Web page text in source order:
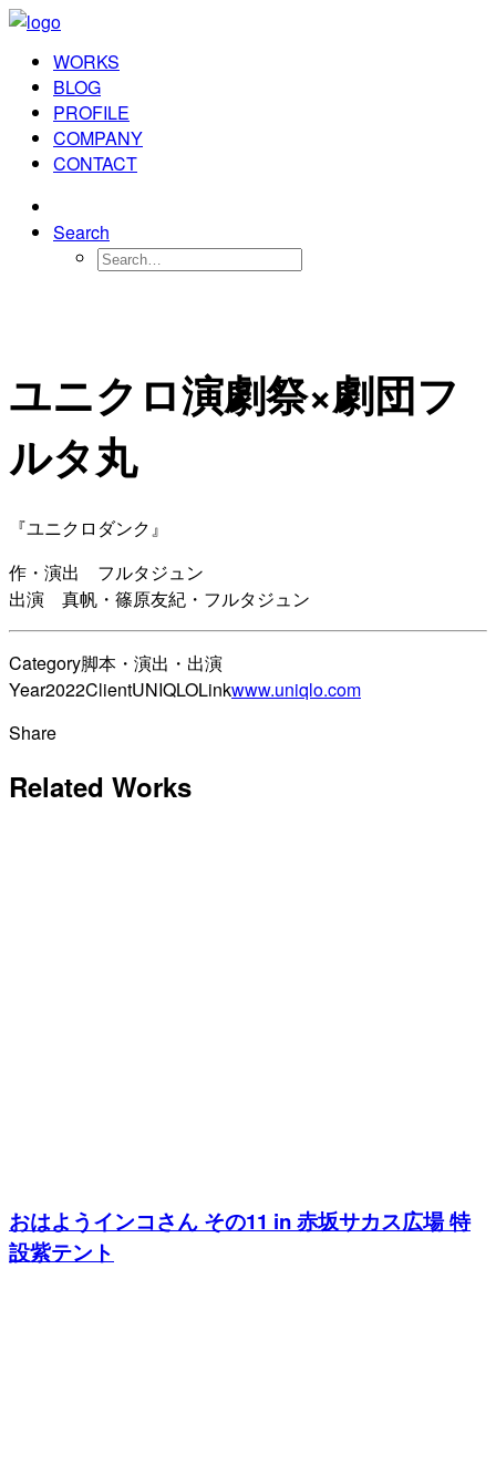
WORKS
BLOG
PROFILE
COMPANY
CONTACT
Search
ユニクロ演劇祭×劇団フ
ルタ丸
『ユニクロダンク』
作・演出 フルタジュン
出演 真帆・篠原友紀・フルタジュン
Category脚本・演出・出演
Year2022ClientUNIQLOLinkwww.uniqlo.com
Share
Related Works
おはようインコさん その11 in 赤坂サカス広場 特
設紫テント